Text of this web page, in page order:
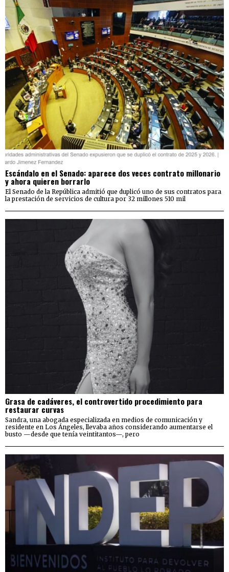
Escándalo en el Senado: aparece dos veces contrato millonario
y ahora quieren borrarlo
El Senado de la República admitió que duplicó uno de sus contratos para
la prestación de servicios de cultura por 32 millones 510 mil
Grasa de cadáveres, el controvertido procedimiento para
restaurar curvas
Sandra, una abogada especializada en medios de comunicación y
residente en Los Ángeles, llevaba años considerando aumentarse el
busto —desde que tenía veintitantos—, pero